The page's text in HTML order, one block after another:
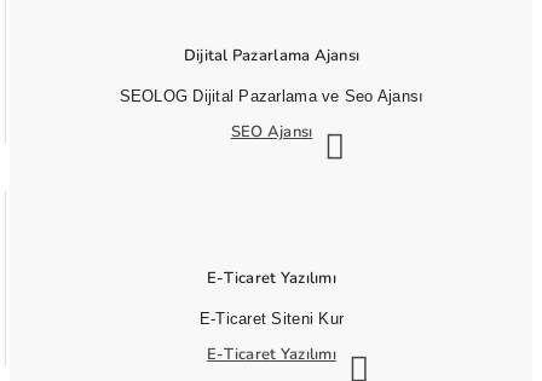
Dijital Pazarlama Ajansı
SEOLOG Dijital Pazarlama ve Seo Ajansı
SEO Ajansı
E-Ticaret Yazılımı
E-Ticaret Siteni Kur
E-Ticaret Yazılımı